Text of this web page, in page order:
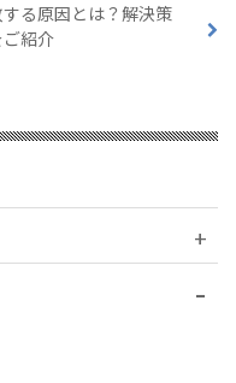
る原因とは？解決策
紹介
+
-